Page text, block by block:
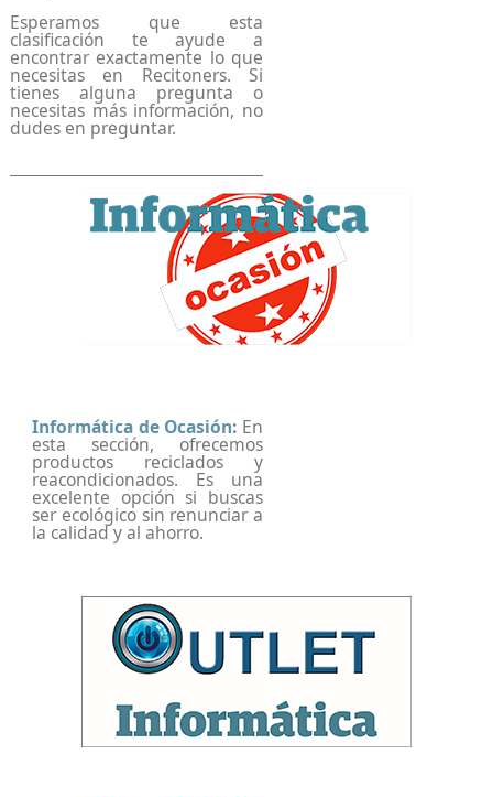
Esperamos que esta
clasificación te ayude a
encontrar exactamente lo que
necesitas en Recitoners. Si
tienes alguna pregunta o
necesitas más información, no
dudes en preguntar.
Informática de Ocasión: En
esta sección, ofrecemos
productos reciclados y
reacondicionados. Es una
excelente opción si buscas
ser ecológico sin renunciar a
la calidad y al ahorro.